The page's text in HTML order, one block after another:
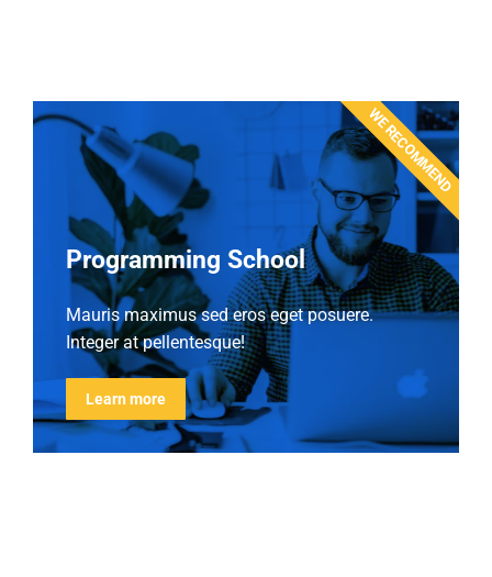
Programming School
Mauris maximus sed eros eget posuere.
Integer at pellentesque!
Learn more
WE RECOMMEND